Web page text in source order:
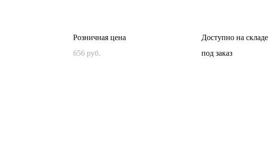
Розничная цена
Доступно на складе
656 руб. под заказ